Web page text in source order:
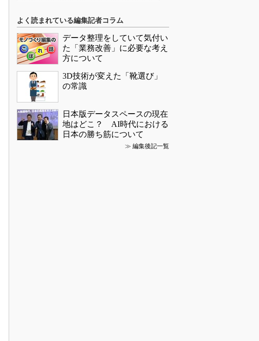
よく読まれている編集記者コラム
データ整理をしていて気付い
た「業務改善」に必要な考え
方について
3D技術が変えた「靴選び」
の常識
日本版データスペースの現在
地はどこ？ AI時代における
日本の勝ち筋について
≫ 編集後記一覧